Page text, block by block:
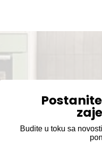
Budite u toku sa